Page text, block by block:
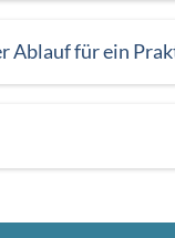
Ablauf für ein